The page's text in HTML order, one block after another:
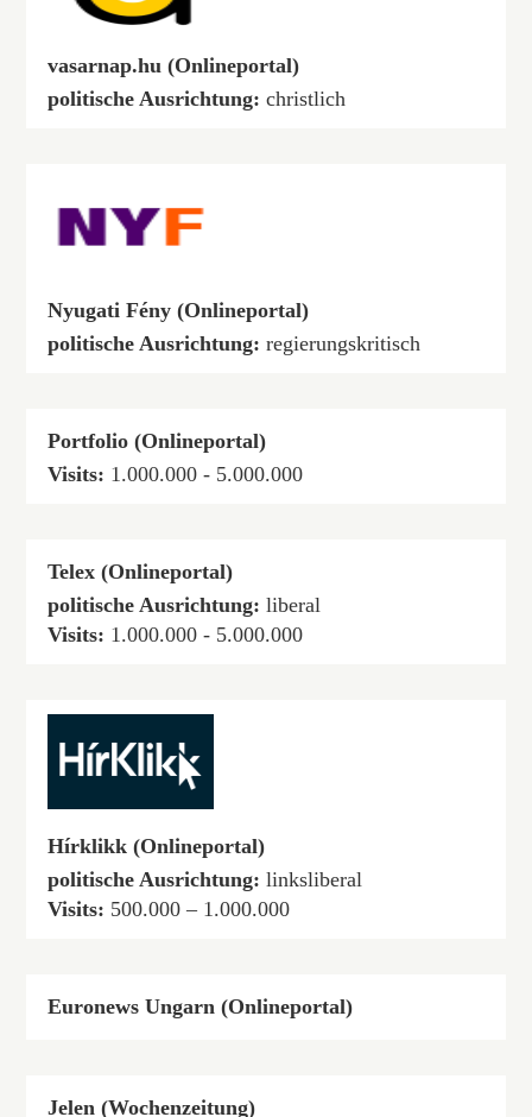
vasarnap.hu (Onlineportal)
politische Ausrichtung: christlich
Nyugati Fény (Onlineportal)
politische Ausrichtung: regierungskritisch
Portfolio (Onlineportal)
Visits: 1.000.000 - 5.000.000
Telex (Onlineportal)
politische Ausrichtung: liberal
Visits: 1.000.000 - 5.000.000
Hírklikk (Onlineportal)
politische Ausrichtung: linksliberal
Visits: 500.000 – 1.000.000
Euronews Ungarn (Onlineportal)
Jelen (Wochenzeitung)